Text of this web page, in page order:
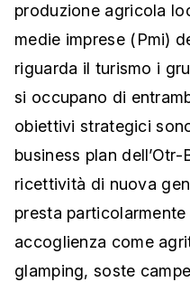
produzione agricola
medie imprese (Pmi)
riguarda il turismo i
si occupano di
obiettivi strategici
business plan
ricettività di nuova
presta
accoglienza come
glamping, soste